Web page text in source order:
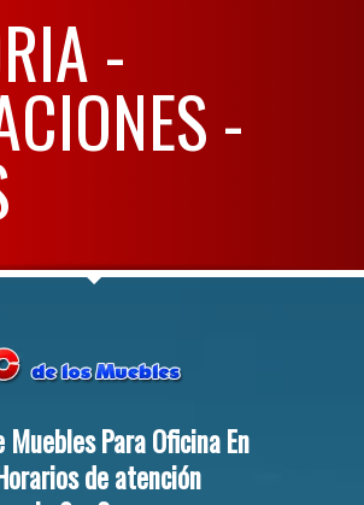
-
-
Para Oficina En
de atención